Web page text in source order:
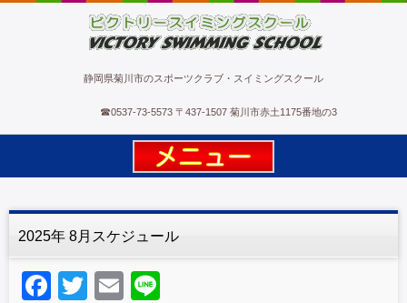
ビクトリースイミングスクール
静岡県菊川市のスポーツクラブ・スイミングスクール
☎0537-73-5573 〒437-1507 菊川市赤土1175番地の3
2025年 8月スケジュール
F
T
E